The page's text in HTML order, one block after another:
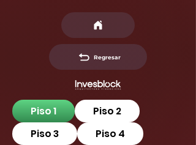
Regresar
Piso 1
Piso 2
Piso 3
Piso 4